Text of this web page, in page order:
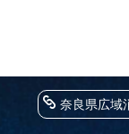
奈良県広域